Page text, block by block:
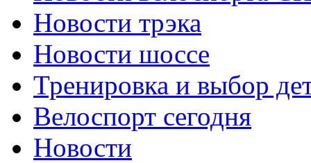
Новости трэка
Новости шоссе
Тренировка и выбор
Велоспорт сегодня
Новости